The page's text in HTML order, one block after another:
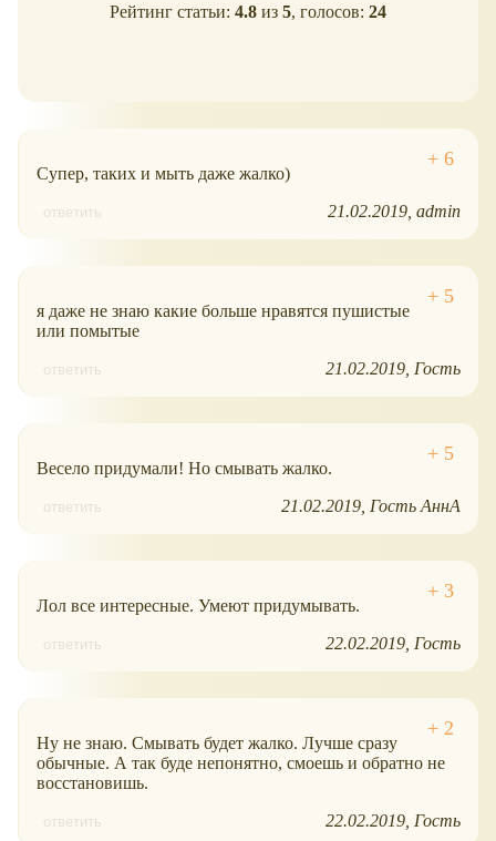
Рейтинг статьи: 4.8 из 5, голосов: 24
Супер, таких и мыть даже жалко)
ответить 21.02.2019 admin
я даже не знаю какие больше нравятся пушистые
или помытые
ответить 21.02.2019 Гость
Весело придумали! Но смывать жалко.
ответить 21.02.2019 Гость АннА
Лол все интересные. Умеют придумывать.
ответить 22.02.2019 Гость
Ну не знаю. Смывать будет жалко. Лучше сразу
обычные. А так буде непонятно, смоешь и обратно не
восстановишь.
ответить 22.02.2019 Гость